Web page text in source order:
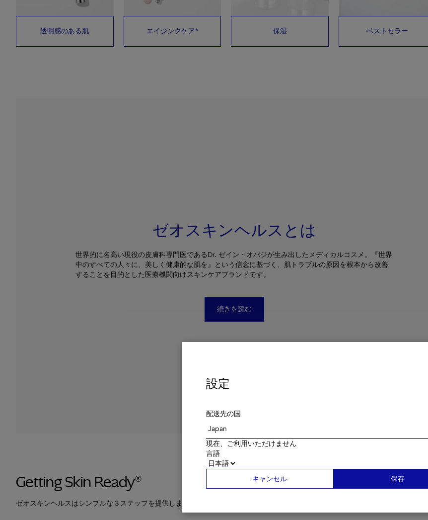
透明感のある肌 エイジングケア* 保湿 ベストセラー
ゼオスキンヘルスとは
世界的に名高い現役の皮膚科専門医であるDr. ゼイン・オバジが生み出したメディカルコスメ。『世界
中のすべての人々に、美しく健康的な肌を』という信念に基づく、肌トラブルの原因を根本から改善
することを目的とした医療機関向けスキンケアブランドです。
続きを読む
Getting Skin Ready®
ゼオスキンヘルスはシンプルな３ステップを提供します。
設定
配送先の国
現在、ご利用いただけません
言語
キャンセル 保存